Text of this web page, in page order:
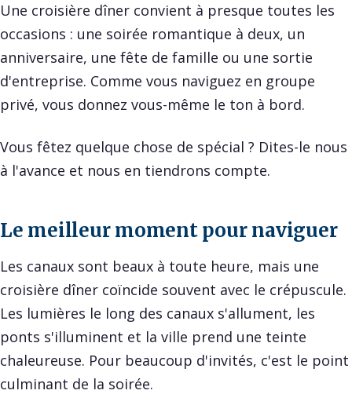
Une croisière dîner convient à presque toutes les
occasions : une soirée romantique à deux, un
anniversaire, une fête de famille ou une sortie
d'entreprise. Comme vous naviguez en groupe
privé, vous donnez vous-même le ton à bord.
Vous fêtez quelque chose de spécial ? Dites-le nous
à l'avance et nous en tiendrons compte.
Le meilleur moment pour naviguer
Les canaux sont beaux à toute heure, mais une
croisière dîner coïncide souvent avec le crépuscule.
Les lumières le long des canaux s'allument, les
ponts s'illuminent et la ville prend une teinte
chaleureuse. Pour beaucoup d'invités, c'est le point
culminant de la soirée.